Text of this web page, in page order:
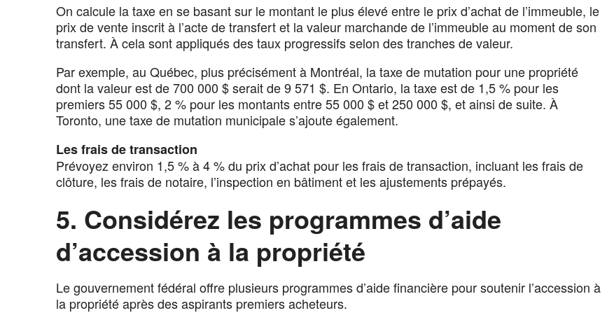
On calcule la taxe en se basant sur le montant le plus élevé entre le prix d’achat de l’immeuble, le
prix de vente inscrit à l’acte de transfert et la valeur marchande de l’immeuble au moment de son
transfert. À cela sont appliqués des taux progressifs selon des tranches de valeur.
Par exemple, au Québec, plus précisément à Montréal, la taxe de mutation pour une propriété
dont la valeur est de 700 000 $ serait de 9 571 $. En Ontario, la taxe est de 1,5 % pour les
premiers 55 000 $, 2 % pour les montants entre 55 000 $ et 250 000 $, et ainsi de suite. À
Toronto, une taxe de mutation municipale s’ajoute également.
Les frais de transaction
Prévoyez environ 1,5 % à 4 % du prix d’achat pour les frais de transaction, incluant les frais de
clôture, les frais de notaire, l’inspection en bâtiment et les ajustements prépayés.
5. Considérez les programmes d’aide
d’accession à la propriété
Le gouvernement fédéral offre plusieurs programmes d’aide financière pour soutenir l’accession à
la propriété après des aspirants premiers acheteurs.